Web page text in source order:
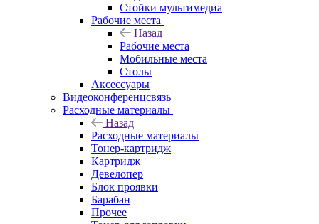
Стойки мультимедиа
Рабочие места
Назад
Рабочие места
Мобильные места
Столы
Аксессуары
Видеоконференцсвязь
Расходные материалы
Назад
Расходные материалы
Тонер-картридж
Картридж
Девелопер
Блок проявки
Барабан
Прочее